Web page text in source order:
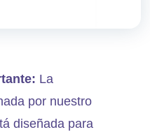
La
por nuestro
diseñada para